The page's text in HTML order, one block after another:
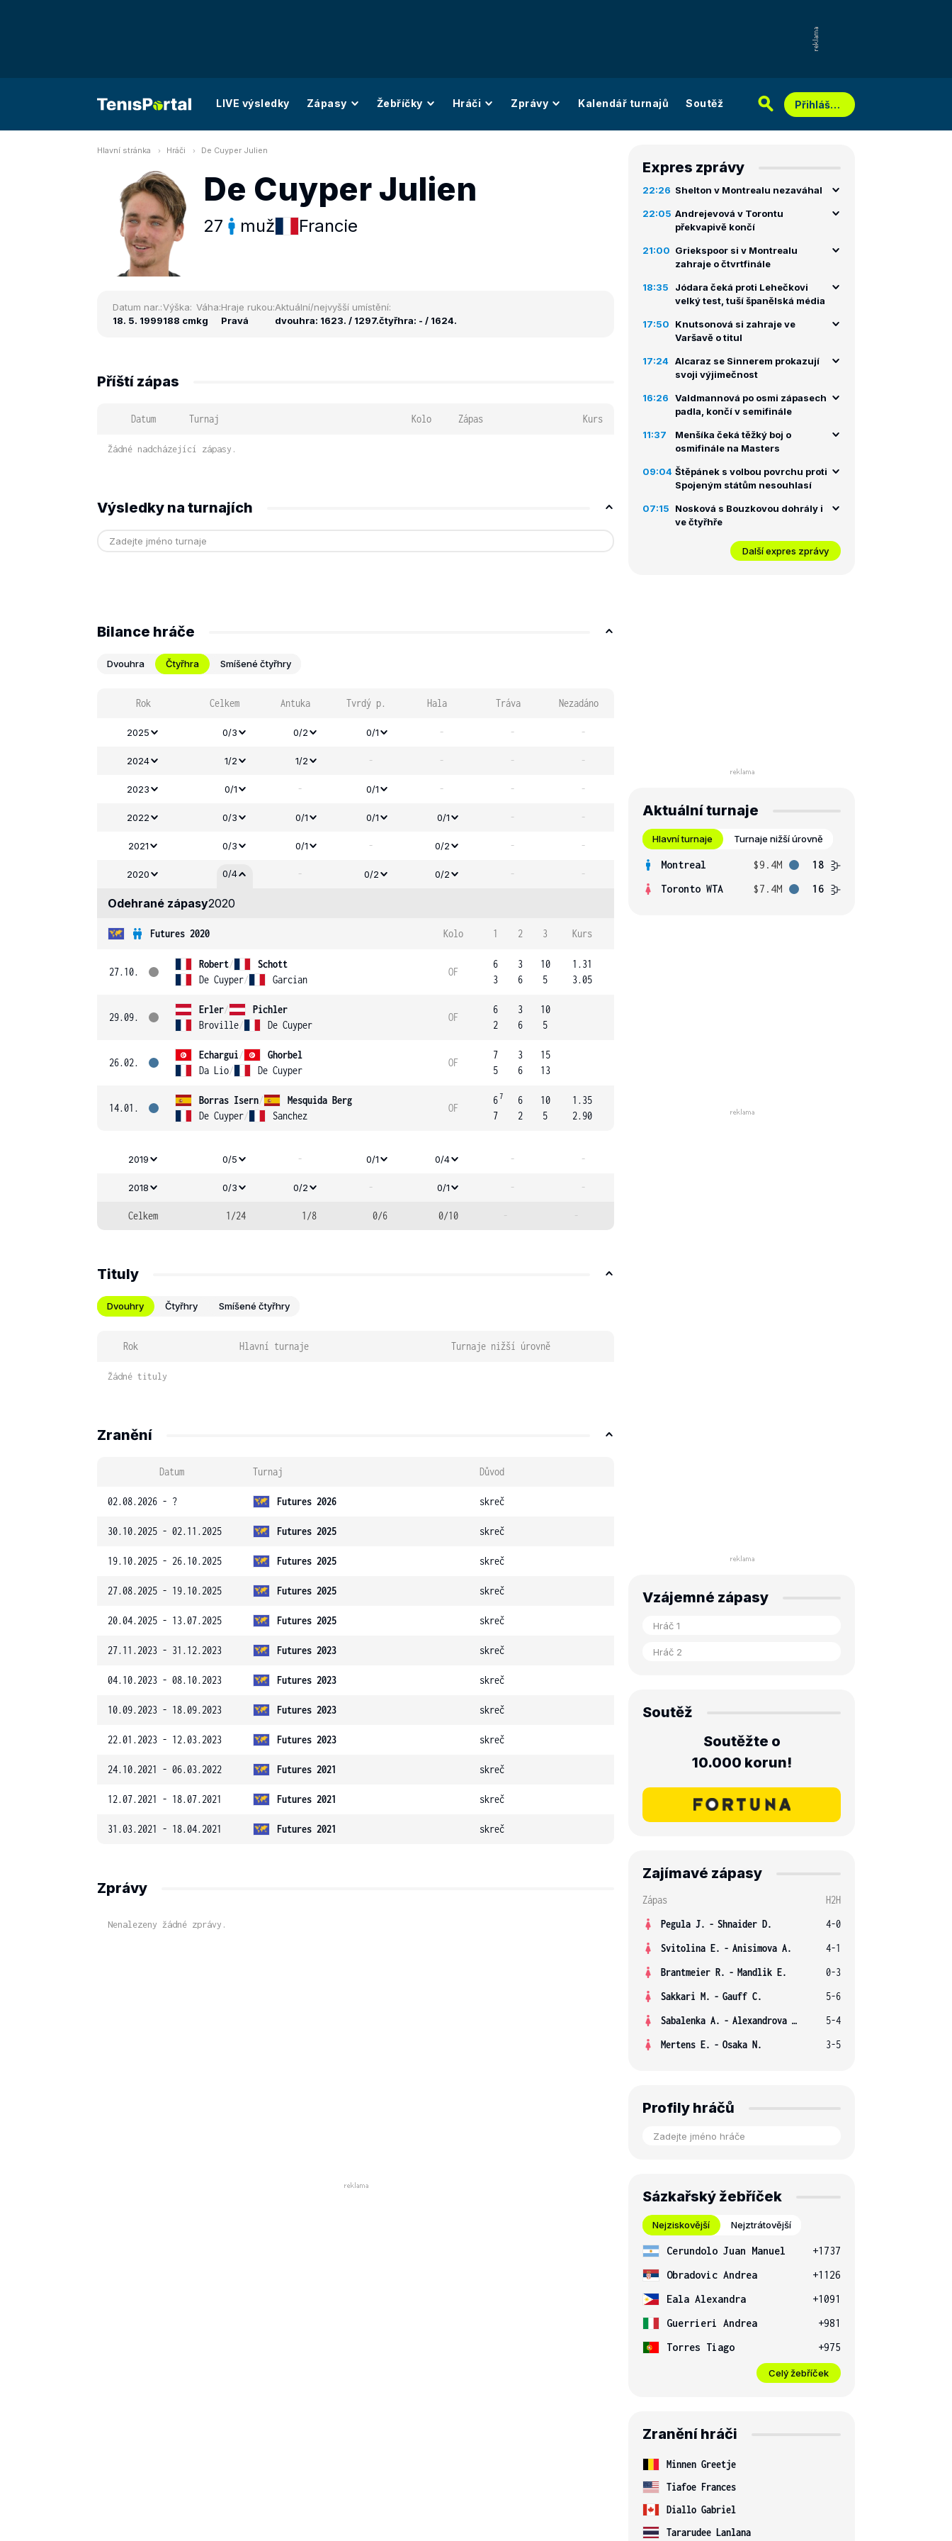
LIVE výsledky Zápasy Žebříčky Hráči Zprávy Kalendář turnajů Soutěž Přihlášení
Hlavní stránka Hráči De Cuyper Julien
De Cuyper Julien
27 muž Francie
Datum nar.:
18. 5. 1999
Výška:
188 cm
Váha:
kg
Hraje rukou:
Pravá
Aktuální/nejvyšší umístění:
dvouhra: 1623. / 1297.čtyřhra: - / 1624.
Příští zápas
Datum Turnaj Kolo Zápas Kurs
Žádné nadcházející zápasy.
Výsledky na turnajích
Bilance hráče
Dvouhra Čtyřhra Smíšené čtyřhry
Rok Celkem Antuka Tvrdý p. Hala Tráva Nezadáno
2025 0/3 0/2 0/1 - - -
2024 1/2 1/2 - - - -
2023 0/1 - 0/1 - - -
2022 0/3 0/1 0/1 0/1 - -
2021 0/3 0/1 - 0/2 - -
2020 0/4 - 0/2 0/2 - -
Odehrané zápasy2020
Futures 2020 Kolo 1 2 3 Kurs
27.10.
Robert/
Schott
De Cuyper/ Garcian
OF
6
3
3
6
10
5
1.31
3.05
29.09.
Erler/
Pichler
Broville/ De Cuyper
OF
6
2
3
6
10
5
26.02.
Echargui/
Ghorbel
Da Lio/ De Cuyper
OF
7
5
3
6
15
13
14.01.
Borras Isern/
Mesquida Berg
De Cuyper/ Sanchez
OF
67
7
6
2
10
5
1.35
2.90
2019 0/5 - 0/1 0/4 - -
2018 0/3 0/2 - 0/1 - -
Celkem 1/24 1/8 0/6 0/10 - -
Tituly
Dvouhry Čtyřhry Smíšené čtyřhry
Rok Hlavní turnaje Turnaje nižší úrovně
Žádné tituly
Zranění
Datum Turnaj Důvod
02.08.2026 - ? Futures 2026 skreč
30.10.2025 - 02.11.2025 Futures 2025 skreč
19.10.2025 - 26.10.2025 Futures 2025 skreč
27.08.2025 - 19.10.2025 Futures 2025 skreč
20.04.2025 - 13.07.2025 Futures 2025 skreč
27.11.2023 - 31.12.2023 Futures 2023 skreč
04.10.2023 - 08.10.2023 Futures 2023 skreč
10.09.2023 - 18.09.2023 Futures 2023 skreč
22.01.2023 - 12.03.2023 Futures 2023 skreč
24.10.2021 - 06.03.2022 Futures 2021 skreč
12.07.2021 - 18.07.2021 Futures 2021 skreč
31.03.2021 - 18.04.2021 Futures 2021 skreč
Zprávy
Nenalezeny žádné zprávy.
Expres zprávy
22:26 Shelton v Montrealu nezaváhal
22:05 Andrejevová v Torontu
překvapivě končí
21:00 Griekspoor si v Montrealu
zahraje o čtvrtfinále
18:35
Jódara čeká proti Lehečkovi
velký test, tuší španělská média
17:50
Knutsonová si zahraje ve
Varšavě o titul
17:24 Alcaraz se Sinnerem prokazují
svoji výjimečnost
16:26
Valdmannová po osmi zápasech
padla, končí v semifinále
11:37
Menšíka čeká těžký boj o
osmifinále na Masters
09:04 Štěpánek s volbou povrchu proti
Spojeným státům nesouhlasí
07:15
Nosková s Bouzkovou dohrály i
ve čtyřhře
Další expres zprávy
Aktuální turnaje
Hlavní turnaje Turnaje nižší úrovně
Montreal $9.4M
18
Toronto WTA
$7.4M 16
Vzájemné zápasy
Soutěž
Soutěžte o
10.000 korun!
Zajímavé zápasy
Zápas
H2H
Pegula J. - Shnaider D.
4-0
Svitolina E. - Anisimova A.
4-1
Brantmeier R. - Mandlik E.
0-3
Sakkari M. - Gauff C.
5-6
Sabalenka A. - Alexandrova E.
5-4
Mertens E. - Osaka N. 3-5
Profily hráčů
Sázkařský žebříček
Nejziskovější Nejztrátovější
Cerundolo Juan Manuel
+1737
Obradovic Andrea
+1126
Eala Alexandra
+1091
Guerrieri Andrea
+981
Torres Tiago
+975
Celý žebříček
Zranění hráči
Minnen Greetje
Tiafoe Frances
Diallo Gabriel
Tararudee Lanlana